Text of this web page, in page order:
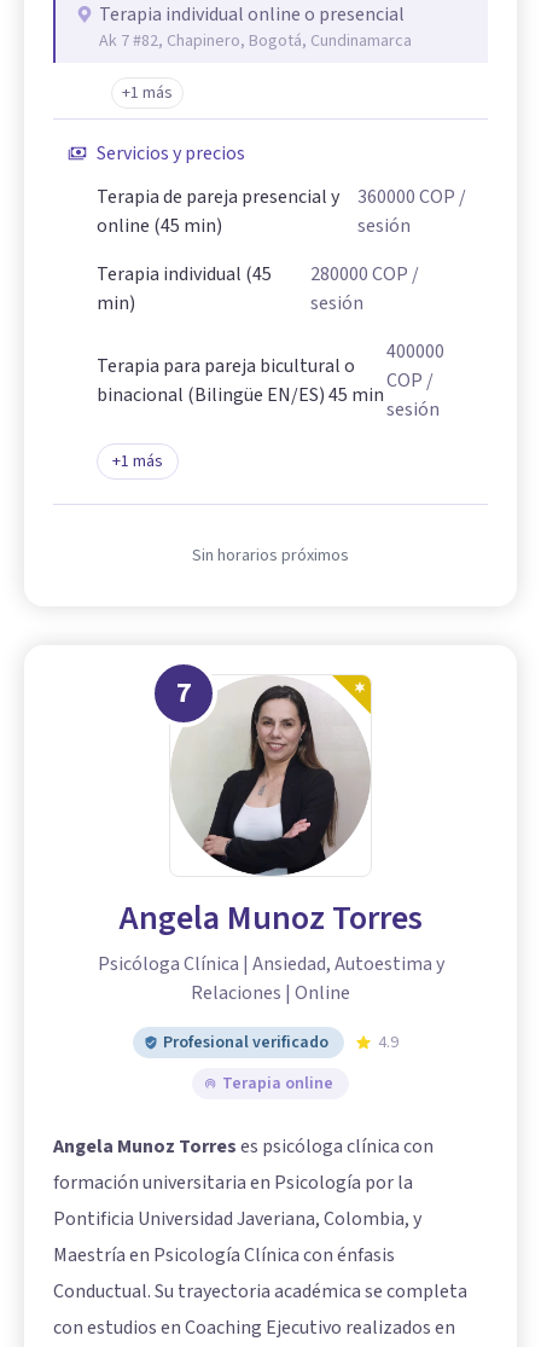
Terapia individual online o presencial
Ak 7 #82, Chapinero, Bogotá, Cundinamarca
+1 más
Servicios y precios
Terapia de pareja presencial y
online (45 min)
360000COP /
sesión
Terapia individual (45
min)
280000COP /
sesión
Terapia para pareja bicultural o
binacional (Bilingüe EN/ES) 45 min
400000
COP /
sesión
+1 más
Sin horarios próximos
7
Angela Munoz Torres
Psicóloga Clínica | Ansiedad, Autoestima y
Relaciones | Online
Profesional verificado
4.9
Terapia online
Angela Munoz Torreses psicóloga clínica con
formación universitaria en Psicología por la
Pontificia Universidad Javeriana, Colombia, y
Maestría en Psicología Clínica con énfasis
Conductual. Su trayectoria académica se completa
con estudios en Coaching Ejecutivo realizados en